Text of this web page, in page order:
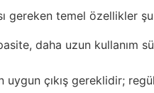
gereken temel özellikler
daha uzun kullanım
çıkış gereklidir;